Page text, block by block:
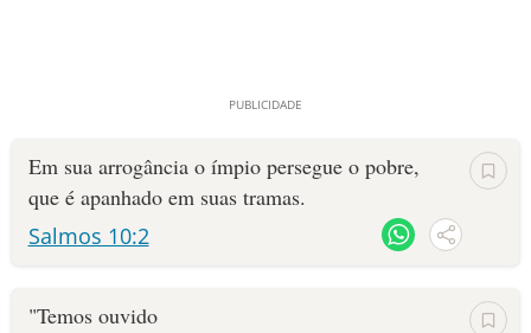
Em sua arrogância o ímpio persegue o pobre,
que é apanhado em suas tramas.
Salmos 10:2
"Temos ouvido